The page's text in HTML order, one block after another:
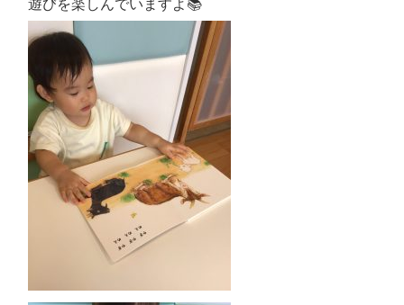
遊びを楽しんでいますよ📚